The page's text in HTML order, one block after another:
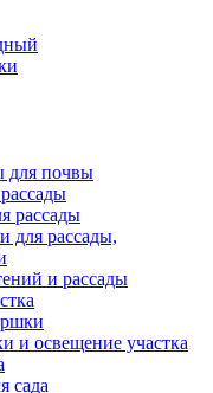
для почвы
рассады
для рассады,
и рассады
и освещение участка
сада